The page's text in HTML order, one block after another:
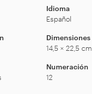
Idioma
Español
Dimensiones
14,5 × 22,5 cm
Numeración
12